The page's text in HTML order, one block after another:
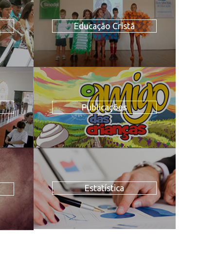
Educação Cristã
Publicações
Estatística